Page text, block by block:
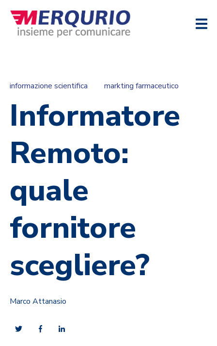
informazione scientifica markting farmaceutico
Informatore
Remoto:
quale
fornitore
scegliere?
Marco Attanasio